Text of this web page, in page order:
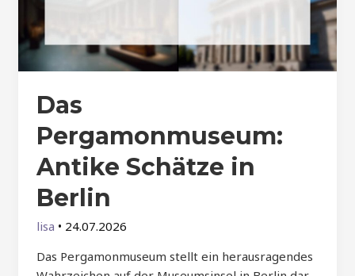
Das
Pergamonmuseum:
Antike Schätze in
Berlin
lisa • 24.07.2026
Das Pergamonmuseum stellt ein herausragendes